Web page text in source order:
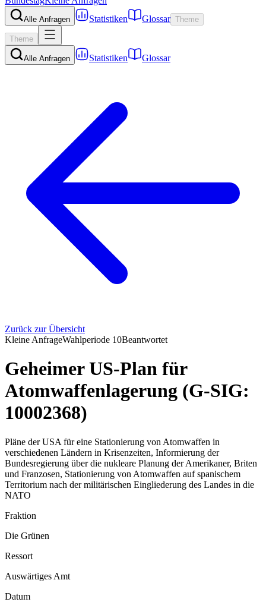
Alle Anfragen Statistiken Glossar Theme
Theme
Alle Anfragen Statistiken Glossar
Zurück zur Übersicht
Kleine AnfrageWahlperiode 10Beantwortet
Geheimer US-Plan für
Atomwaffenlagerung (G-SIG:
10002368)
Pläne der USA für eine Stationierung von Atomwaffen in
verschiedenen Ländern in Krisenzeiten, Informierung der
Bundesregierung über die nukleare Planung der Amerikaner, Briten
und Franzosen, Stationierung von Atomwaffen auf spanischem
Territorium nach der militärischen Eingliederung des Landes in die
NATO
Fraktion
Die Grünen
Ressort
Auswärtiges Amt
Datum